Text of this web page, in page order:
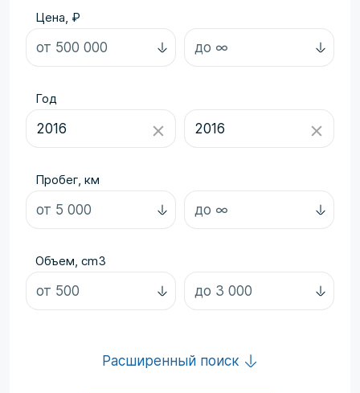
Цена, ₽
Год
Пробег, км
Объем, cm3
Расширенный поиск